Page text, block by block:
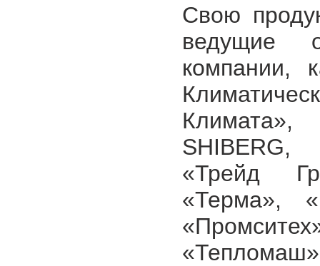
Свою
ведущие
компании,
SHIBERG,
«Трейд
«Терма»,